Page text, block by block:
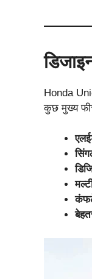
Honda
कुछ मुख्य